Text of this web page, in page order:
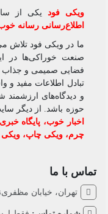
ویکی‌ فودیکی از
اطلاع‌رسانی رسانه خوب
ما در ویکی‌ فود تلاش
صنعت خوراکی‌ها در
فضایی صمیمی و جذاب
تبادل اطلاعات مفید و
و دیدگاه‌های
حوزه باشد. از دیگر
اخبار خوب،پایگاه خبری
چرم،ویکی چاپ،ویکی
تماس با ما
تهران، خیابان